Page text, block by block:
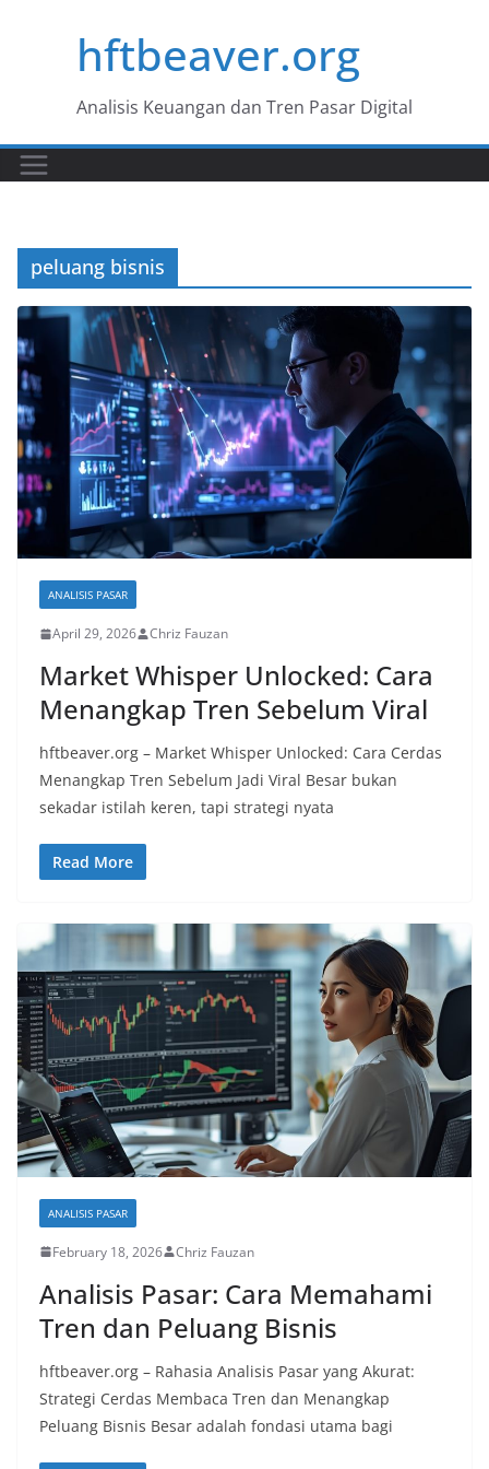
hftbeaver.org
Analisis Keuangan dan Tren Pasar Digital
peluang bisnis
ANALISIS PASAR
April 29, 2026 Chriz Fauzan
Market Whisper Unlocked: Cara
Menangkap Tren Sebelum Viral
hftbeaver.org – Market Whisper Unlocked: Cara Cerdas
Menangkap Tren Sebelum Jadi Viral Besar bukan
sekadar istilah keren, tapi strategi nyata
Read More
ANALISIS PASAR
February 18, 2026 Chriz Fauzan
Analisis Pasar: Cara Memahami
Tren dan Peluang Bisnis
hftbeaver.org – Rahasia Analisis Pasar yang Akurat:
Strategi Cerdas Membaca Tren dan Menangkap
Peluang Bisnis Besar adalah fondasi utama bagi